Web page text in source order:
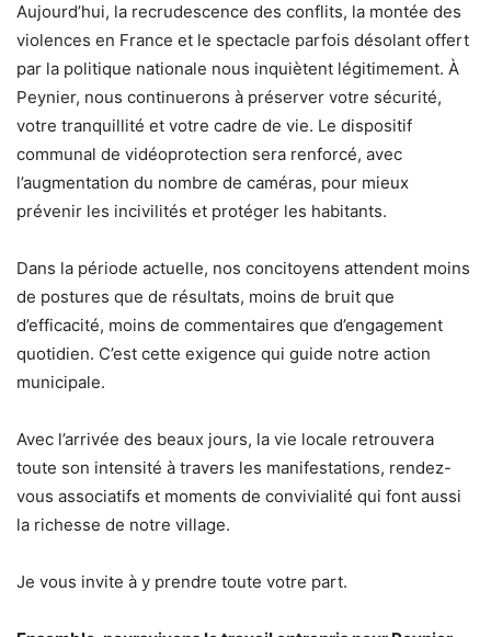
Aujourd’hui, la recrudescence des conflits, la montée des
violences en France et le spectacle parfois désolant offert
par la politique nationale nous inquiètent légitimement. À
Peynier, nous continuerons à préserver votre sécurité,
votre tranquillité et votre cadre de vie. Le dispositif
communal de vidéoprotection sera renforcé, avec
l’augmentation du nombre de caméras, pour mieux
prévenir les incivilités et protéger les habitants.
Dans la période actuelle, nos concitoyens attendent moins
de postures que de résultats, moins de bruit que
d’efficacité, moins de commentaires que d’engagement
quotidien. C’est cette exigence qui guide notre action
municipale.
Avec l’arrivée des beaux jours, la vie locale retrouvera
toute son intensité à travers les manifestations, rendez-
vous associatifs et moments de convivialité qui font aussi
la richesse de notre village.
Je vous invite à y prendre toute votre part.